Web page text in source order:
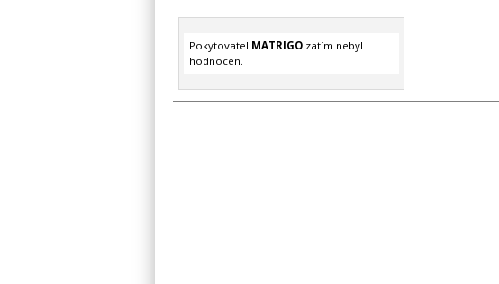
Pokytovatel MATRIGOzatím nebyl
hodnocen.